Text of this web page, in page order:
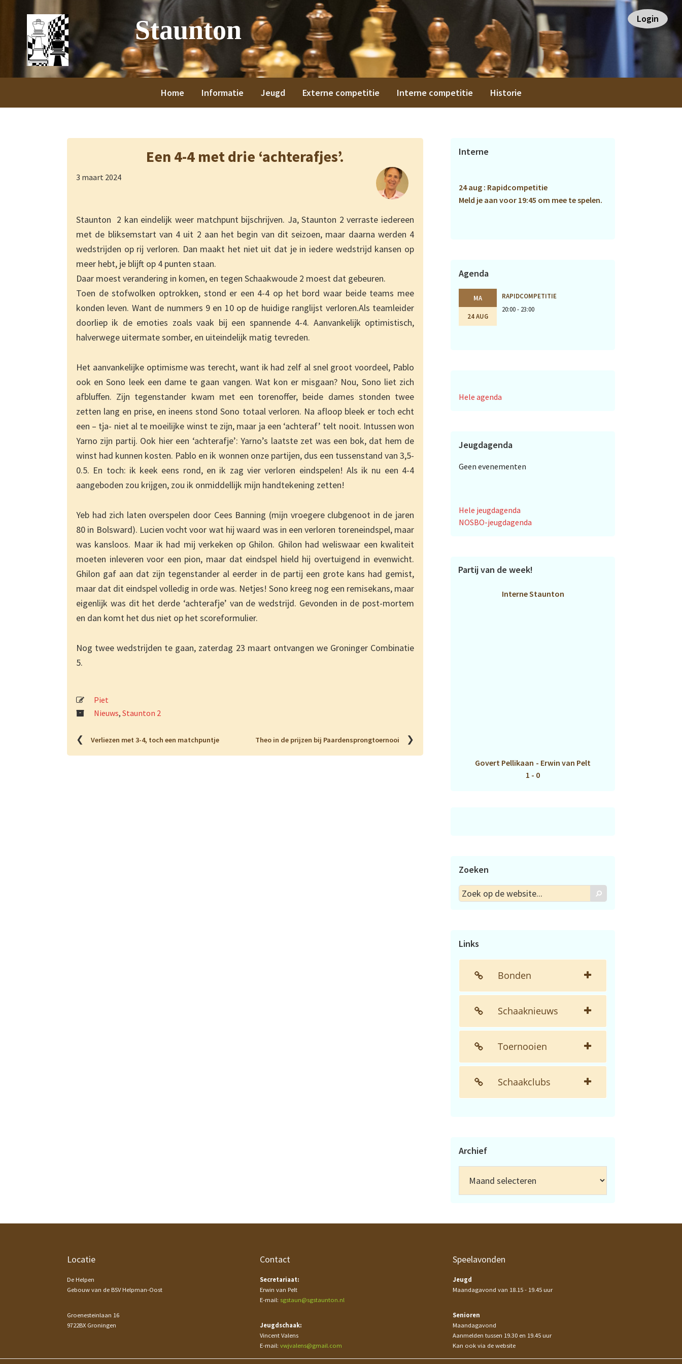
hoofdnavigatie
sidebar
voettekst
Login
Staunton
Home Informatie Jeugd Externe competitie Interne competitie Historie
Een 4-4 met drie ‘achterafjes’.
3 maart 2024
Staunton 2 kan eindelijk weer matchpunt bijschrijven. Ja, Staunton 2 verraste iedereen
met de bliksemstart van 4 uit 2 aan het begin van dit seizoen, maar daarna werden 4
wedstrijden op rij verloren. Dan maakt het niet uit dat je in iedere wedstrijd kansen op
meer hebt, je blijft op 4 punten staan.
Daar moest verandering in komen, en tegen Schaakwoude 2 moest dat gebeuren.
Toen de stofwolken optrokken, stond er een 4-4 op het bord waar beide teams mee
konden leven. Want de nummers 9 en 10 op de huidige ranglijst verloren.Als teamleider
doorliep ik de emoties zoals vaak bij een spannende 4-4. Aanvankelijk optimistisch,
halverwege uitermate somber, en uiteindelijk matig tevreden.
Het aanvankelijke optimisme was terecht, want ik had zelf al snel groot voordeel, Pablo
ook en Sono leek een dame te gaan vangen. Wat kon er misgaan? Nou, Sono liet zich
afbluffen. Zijn tegenstander kwam met een torenoffer, beide dames stonden twee
zetten lang en prise, en ineens stond Sono totaal verloren. Na afloop bleek er toch echt
een – tja- niet al te moeilijke winst te zijn, maar ja een ‘achteraf’ telt nooit. Intussen won
Yarno zijn partij. Ook hier een ‘achterafje’: Yarno’s laatste zet was een bok, dat hem de
winst had kunnen kosten. Pablo en ik wonnen onze partijen, dus een tussenstand van 3,5-
0.5. En toch: ik keek eens rond, en ik zag vier verloren eindspelen! Als ik nu een 4-4
aangeboden zou krijgen, zou ik onmiddellijk mijn handtekening zetten!
Yeb had zich laten overspelen door Cees Banning (mijn vroegere clubgenoot in de jaren
80 in Bolsward). Lucien vocht voor wat hij waard was in een verloren toreneindspel, maar
was kansloos. Maar ik had mij verkeken op Ghilon. Ghilon had weliswaar een kwaliteit
moeten inleveren voor een pion, maar dat eindspel hield hij overtuigend in evenwicht.
Ghilon gaf aan dat zijn tegenstander al eerder in de partij een grote kans had gemist,
maar dat dit eindspel volledig in orde was. Netjes! Sono kreeg nog een remisekans, maar
eigenlijk was dit het derde ‘achterafje’ van de wedstrijd. Gevonden in de post-mortem
en dan komt het dus niet op het scoreformulier.
Nog twee wedstrijden te gaan, zaterdag 23 maart ontvangen we Groninger Combinatie
5.
Piet
Nieuws, Staunton 2
❮ Verliezen met 3-4, toch een matchpuntje Theo in de prijzen bij Paardensprongtoernooi ❯
Primaire
Interne
24 aug : Rapidcompetitie
Meld je aan voor 19:45 om mee te spelen.
Agenda
MA
24 AUG
RAPIDCOMPETITIE
20:00 - 23:00
Hele agenda
Jeugdagenda
Geen evenementen
Hele jeugdagenda
NOSBO-jeugdagenda
Partij van de week!
Interne Staunton
Govert Pellikaan - Erwin van Pelt
1 - 0
Zoeken
Zoek
op
Zoek
Links
Bonden
Schaaknieuws
Toernooien
Schaakclubs
Archief
Locatie
De Helpen
Gebouw van de BSV Helpman-Oost
Groenesteinlaan 16
9722BX Groningen
Contact
Secretariaat:
Erwin van Pelt
E-mail: sgstaun@sgstaunton.nl
Jeugdschaak:
Vincent Valens
E-mail: vwjvalens@gmail.com
Speelavonden
Jeugd
Maandagavond van 18.15 - 19.45 uur
Senioren
Maandagavond
Aanmelden tussen 19.30 en 19.45 uur
Kan ook via de website